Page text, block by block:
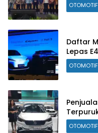
OTOMOTIF
Daftar
Lepas
OTOMOTIF
OTOMOTIF